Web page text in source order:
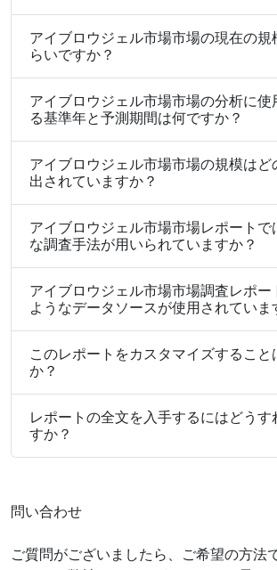
アイブロウジェル市場市場の現在の規
らいですか？
アイブロウジェル市場市場の分析に使
る基準年と予測期間は何ですか？
アイブロウジェル市場市場の規模はど
出されていますか？
アイブロウジェル市場市場レポートで
な調査手法が用いられていますか？
アイブロウジェル市場市場調査レポー
ようなデータソースが使用されていま
このレポートをカスタマイズすること
か？
レポートの全文を入手するにはどうす
すか？
問い合わせ
ご質問がございましたら、ご希望の方法